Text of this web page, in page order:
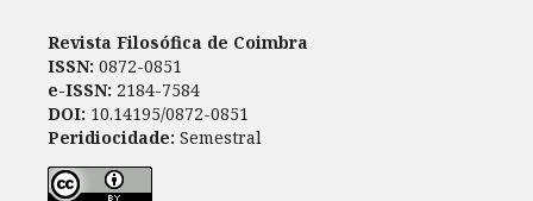
Revista Filosófica de Coimbra
ISSN: 0872-0851
e-ISSN: 2184-7584
DOI: 10.14195/0872-0851
Peridiocidade: Semestral